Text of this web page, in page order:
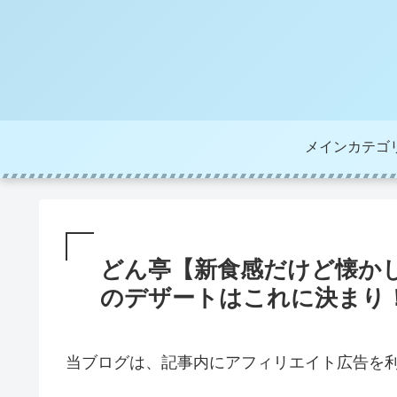
メインカテゴ
どん亭【新食感だけど懐か
のデザートはこれに決まり
当ブログは、記事内にアフィリエイト広告を